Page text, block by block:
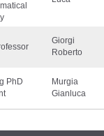
Giorgi
Roberto
PhD
Murgia
Gianluca